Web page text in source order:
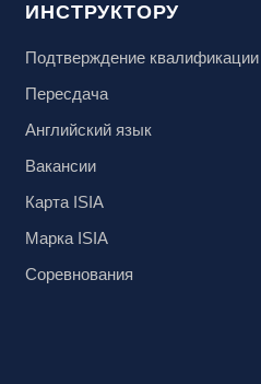
ИНСТРУКТОРУ
Подтверждение квалификации
Пересдача
Английский язык
Вакансии
Карта ISIA
Марка ISIA
Соревнования